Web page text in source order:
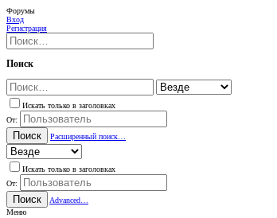
Форумы
Вход
Регистрация
Поиск
Искать только в заголовках
От:
Поиск Расширенный поиск…
Искать только в заголовках
От:
Поиск
Advanced…
Меню